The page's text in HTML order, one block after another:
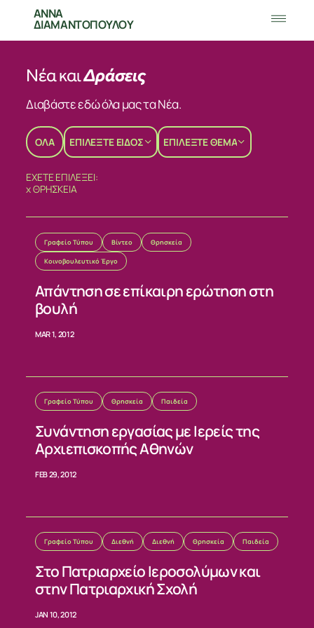
ΑΝΝΑ
ΔΙΑΜΑΝΤΟΠΟΥΛΟΥ
Νέα καιΔράσεις
Διαβάστε εδώ όλα μας τα Νέα.
ΟΛΑ ΕΠΙΛΕΞΤΕ ΕΙΔΟΣ ΕΠΙΛΕΞΤΕ ΘΕΜΑ
ΕΧΕΤΕ ΕΠΙΛΕΞΕΙ:
xΘΡΗΣΚΕΙΑ
Γραφείο Τύπου Βίντεο Θρησκεία
Κοινοβουλευτικό Έργο
Απάντηση σε επίκαιρη ερώτηση στη
βουλή
MAR 1, 2012
Γραφείο Τύπου Θρησκεία Παιδεία
Συνάντηση εργασίας με Ιερείς της
Αρχιεπισκοπής Αθηνών
FEB 29, 2012
Γραφείο Τύπου Διεθνή Διεθνή Θρησκεία Παιδεία
Στο Πατριαρχείο Ιεροσολύμων και
στην Πατριαρχική Σχολή
JAN 10, 2012